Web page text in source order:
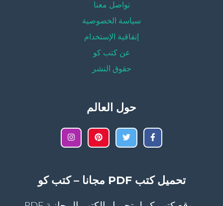
تواصل معنا
سياسة الخصوصية
إتفاقية الإستخدام
عن كتب كو
حقوق النشر
حول العالم
تحميل كتب PDF مجانا – كتب كو